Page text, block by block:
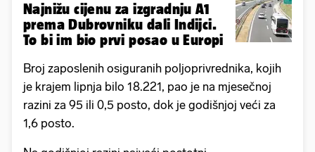
Najnižu cijenu za izgradnju A1
prema Dubrovniku dali Indijci.
To bi im bio prvi posao u Europi
Broj zaposlenih osiguranih poljoprivrednika, kojih
je krajem lipnja bilo 18.221, pao je na mjesečnoj
razini za 95 ili 0,5 posto, dok je godišnjoj veći za
1,6 posto.